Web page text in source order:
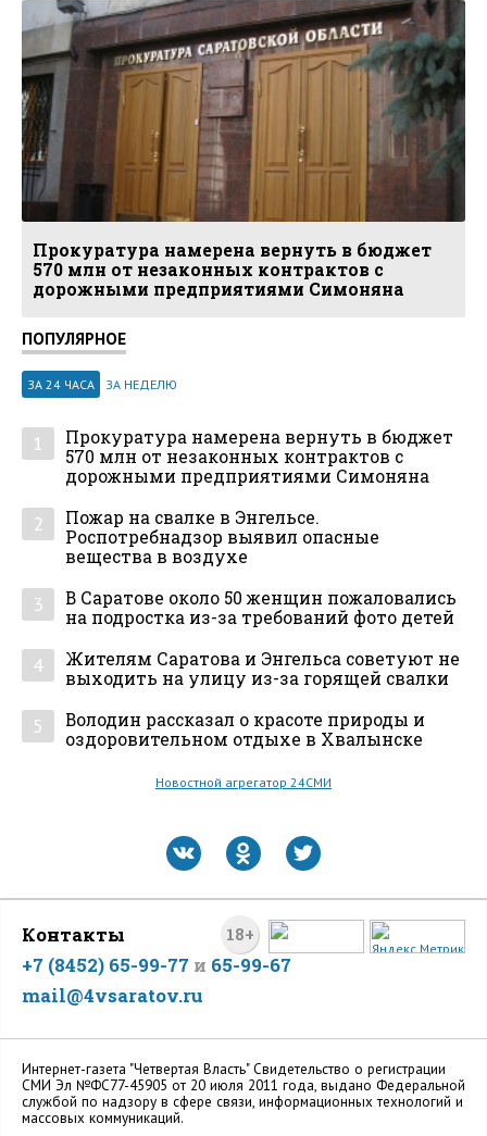
Прокуратура намерена вернуть в бюджет
570 млн от незаконных контрактов с
дорожными предприятиями Симоняна
ПОПУЛЯРНОЕ
ЗА 24 ЧАСА ЗА НЕДЕЛЮ
1
Прокуратура намерена вернуть в бюджет
570 млн от незаконных контрактов с
дорожными предприятиями Симоняна
2
Пожар на свалке в Энгельсе.
Роспотребнадзор выявил опасные
вещества в воздухе
3
В Саратове около 50 женщин пожаловались
на подростка из-за требований фото детей
4
Жителям Саратова и Энгельса советуют не
выходить на улицу из-за горящей свалки
5
Володин рассказал о красоте природы и
оздоровительном отдыхе в Хвалынске
Новостной агрегатор 24СМИ
18+
Контакты
+7 (8452) 65-99-77 и 65-99-67
mail@4vsaratov.ru
Интернет-газета "Четвертая Власть" Cвидетельство о регистрации
СМИ Эл №ФС77-45905 от 20 июля 2011 года, выдано Федеральной
службой по надзору в сфере связи, информационных технологий и
массовых коммуникаций.